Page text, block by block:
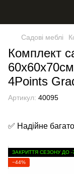
Садові меблі
Комплект
4Points
Артикул: 40095
✅ Надійне
ЗАКРИТТЯ СЕЗОНУ ДО -
−44%